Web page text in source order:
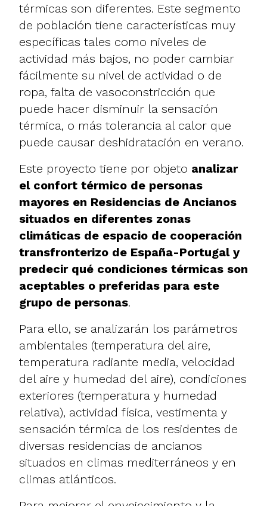
térmicas son diferentes. Este segmento
de población tiene características muy
específicas tales como niveles de
actividad más bajos, no poder cambiar
fácilmente su nivel de actividad o de
ropa, falta de vasoconstricción que
puede hacer disminuir la sensación
térmica, o más tolerancia al calor que
puede causar deshidratación en verano.
Este proyecto tiene por objeto analizar
el confort térmico de personas
mayores en Residencias de Ancianos
situados en diferentes zonas
climáticas de espacio de cooperación
transfronterizo de España-Portugal y
predecir qué condiciones térmicas son
aceptables o preferidas para este
grupo de personas.
Para ello, se analizarán los parámetros
ambientales (temperatura del aire,
temperatura radiante media, velocidad
del aire y humedad del aire), condiciones
exteriores (temperatura y humedad
relativa), actividad física, vestimenta y
sensación térmica de los residentes de
diversas residencias de ancianos
situados en climas mediterráneos y en
climas atlánticos.